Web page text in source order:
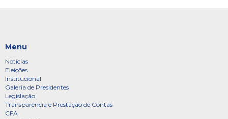
Menu
Notícias
Eleições
Institucional
Galeria de Presidentes
Legislação
Transparência e Prestação de Contas
CFA